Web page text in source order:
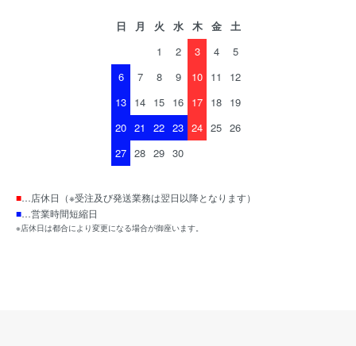
日 月 火 水 木 金
土
1
2 3 4
5
6
7 8 9 10 11
12
13 14 15 16 17 18 19
20 21 22 23 24 25 26
27 28 29 30
■…店休日（※受注及び発送業務は翌日以降となります）
■…営業時間短縮日
※店休日は都合により変更になる場合が御座います。